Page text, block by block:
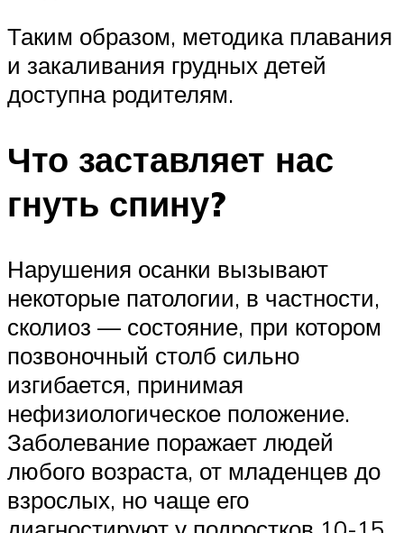
Таким образом, методика плавания
и закаливания грудных детей
доступна родителям.
Что заставляет нас
гнуть спину?
Нарушения осанки вызывают
некоторые патологии, в частности,
сколиоз — состояние, при котором
позвоночный столб сильно
изгибается, принимая
нефизиологическое положение.
Заболевание поражает людей
любого возраста, от младенцев до
взрослых, но чаще его